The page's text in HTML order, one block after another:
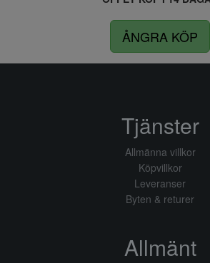
ÅNGRA KÖP
Tjänster
Allmänna villkor
Köpvillkor
Leveranser
Byten & returer
Allmänt